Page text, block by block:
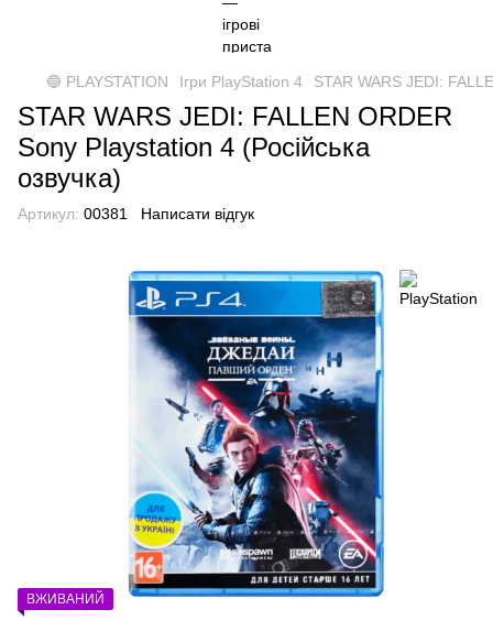
🔵 PLAYSTATION Ігри PlayStation 4 STAR WARS JEDI:
STAR WARS JEDI: FALLEN ORDER
Sony Playstation 4 (Російська
озвучка)
Артикул: 00381 Написати відгук
ВЖИВАНИЙ